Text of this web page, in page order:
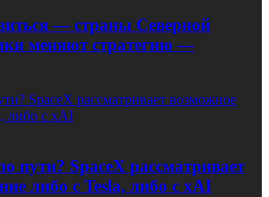
— страны Северной
меняют стратегию —
SpaceX рассматривает возможное
либо с xAI
пути? SpaceX рассматривает
либо с Tesla, либо с xAI